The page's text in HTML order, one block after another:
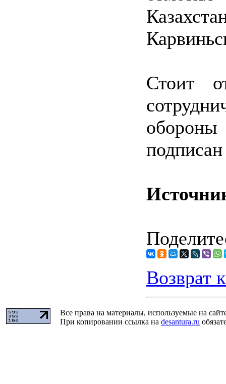
Стоит
Возврат
Все права на материалы, используемые на
При копировании ссылка на desantura.ru